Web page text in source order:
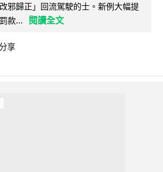
邪歸正」回流駕駛的士。新例大幅提
款...
閱讀全文
享